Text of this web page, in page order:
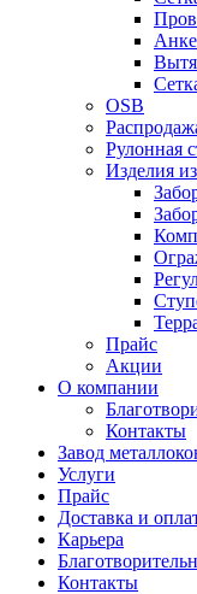
OSB
Рулонная
Изделия
Прайс
Акции
О компании
Контакты
Завод
Услуги
Прайс
Доставка и
Карьера
Контакты